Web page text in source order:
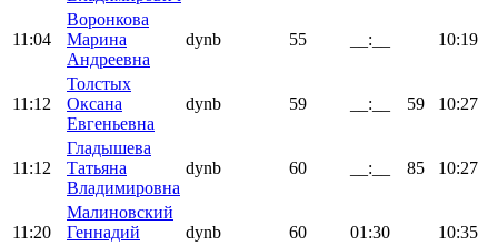
11:04
Воронкова
Марина
Андреевна
dynb 55 __:__ 10:19
11:12
Толстых
Оксана
Евгеньевна
dynb 59 __:__ 59 10:27
11:12
Гладышева
Татьяна
Владимировна
dynb 60 __:__ 85 10:27
11:20
Малиновский
Геннадий
dynb 60 01:30 10:35